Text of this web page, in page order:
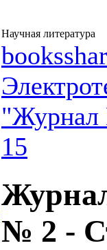
Научная литература
"Журнал
15
№ 2 -